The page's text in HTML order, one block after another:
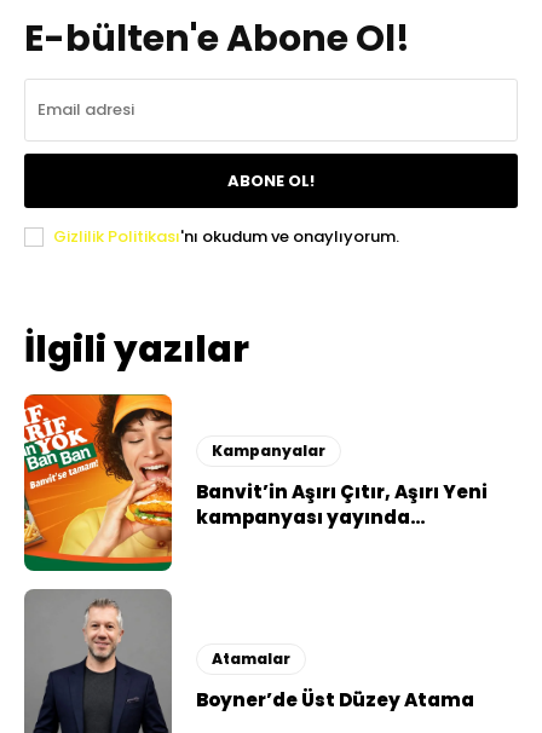
E-bülten'e Abone Ol!
ABONE OL!
Gizlilik Politikası'nı okudum ve onaylıyorum.
İlgili yazılar
Kampanyalar
Banvit’in Aşırı Çıtır, Aşırı Yeni
kampanyası yayında…
Atamalar
Boyner’de Üst Düzey Atama